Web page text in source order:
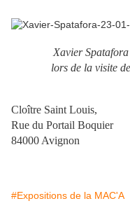
Xavier
lors de la visite
Cloître Saint Louis,
Rue du Portail Boquier
84000 Avignon
#Expositions de la MAC'A